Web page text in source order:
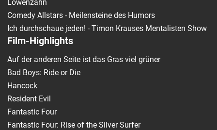
Löwenzahn
Comedy Allstars - Meilensteine des Humors
Ich durchschaue jeden! - Timon Krauses Mentalisten Show
Film-Highlights
Auf der anderen Seite ist das Gras viel grüner
Bad Boys: Ride or Die
Hancock
Resident Evil
Fantastic Four
Fantastic Four: Rise of the Silver Surfer